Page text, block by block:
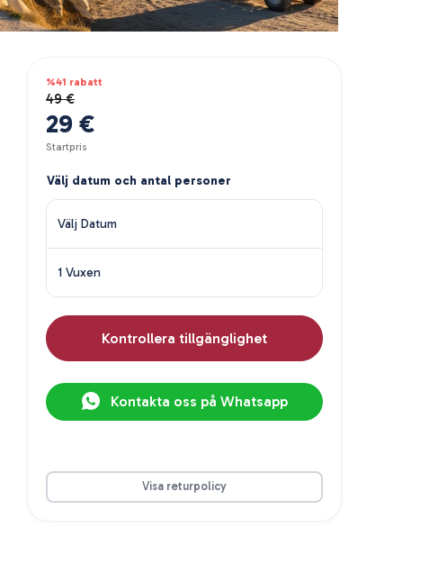
%41 rabatt
49 €
29 €
Startpris
Välj datum och antal personer
Välj Datum
1 Vuxen
Kontrollera tillgänglighet
Kontakta oss på Whatsapp
Visa returpolicy